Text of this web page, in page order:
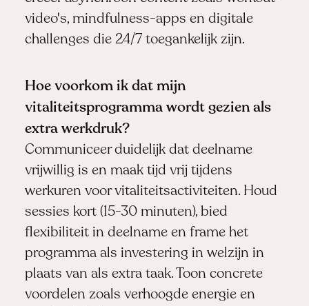
video's, mindfulness-apps en digitale
challenges die 24/7 toegankelijk zijn.
Hoe voorkom ik dat mijn
vitaliteitsprogramma wordt gezien als
extra werkdruk?
Communiceer duidelijk dat deelname
vrijwillig is en maak tijd vrij tijdens
werkuren voor vitaliteitsactiviteiten. Houd
sessies kort (15-30 minuten), bied
flexibiliteit in deelname en frame het
programma als investering in welzijn in
plaats van als extra taak. Toon concrete
voordelen zoals verhoogde energie en